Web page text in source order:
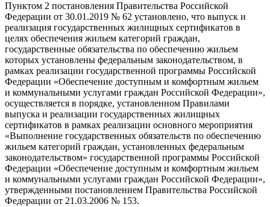
Пунктом 2 постановления Правительства Российской
Федерации от 30.01.2019 № 62 установлено, что выпуск и
реализация государственных жилищных сертификатов в
целях обеспечения жильем категорий граждан,
государственные обязательства по обеспечению жильем
которых установлены федеральным законодательством, в
рамках реализации государственной программы Российской
Федерации «Обеспечение доступным и комфортным жильем
и коммунальными услугами граждан Российской Федерации»,
осуществляется в порядке, установленном Правилами
выпуска и реализации государственных жилищных
сертификатов в рамках реализации основного мероприятия
«Выполнение государственных обязательств по обеспечению
жильем категорий граждан, установленных федеральным
законодательством» государственной программы Российской
Федерации «Обеспечение доступным и комфортным жильем
и коммунальными услугами граждан Российской Федерации»,
утвержденными постановлением Правительства Российской
Федерации от 21.03.2006 № 153.